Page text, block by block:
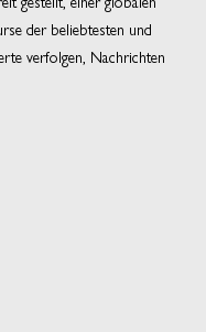
der beliebtesten und
verfolgen, Nachrichten